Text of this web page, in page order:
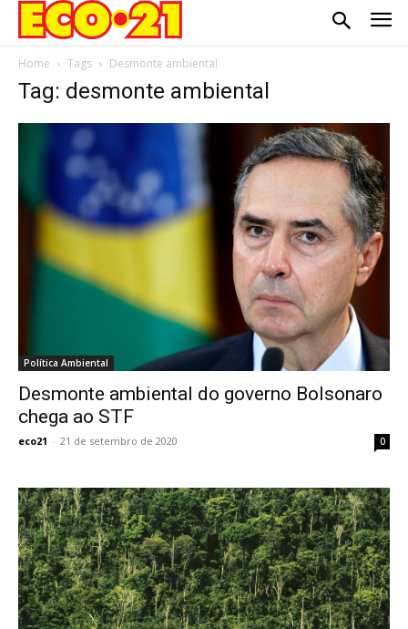
Home Tags Desmonte ambiental
Tag: desmonte ambiental
Política Ambiental
Desmonte ambiental do governo Bolsonaro
chega ao STF
eco21 - 21 de setembro de 2020 0